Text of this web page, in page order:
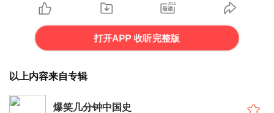
打开APP 收听完整版
以上内容来自专辑
爆笑几分钟中国史